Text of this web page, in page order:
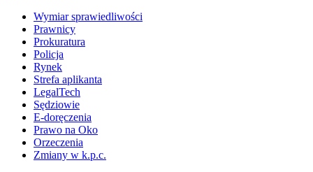
Wymiar sprawiedliwości
Prawnicy
Prokuratura
Policja
Rynek
Strefa aplikanta
LegalTech
Sędziowie
E-doręczenia
Prawo na Oko
Orzeczenia
Zmiany w k.p.c.